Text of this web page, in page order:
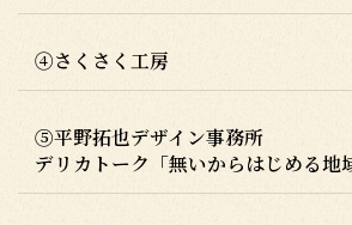
④さくさく工房
⑤平野拓也デザイン事務所
デリカトーク「無いからはじめる地